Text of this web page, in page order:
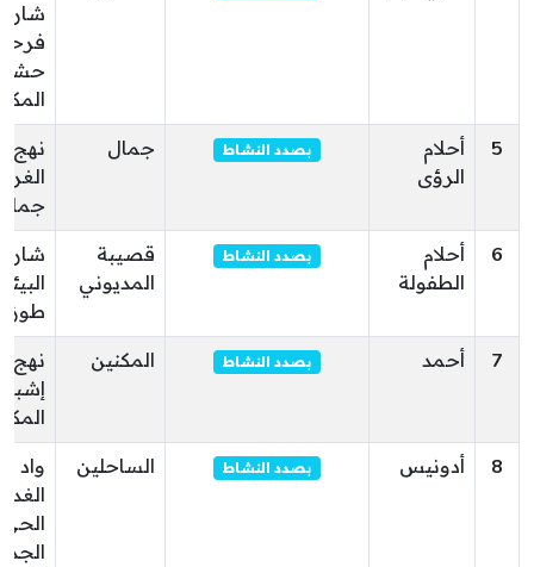
شارع
5
أحلام
الرؤى
بصدد النشاط جمال
نهج
6
أحلام
الطفولة
بصدد النشاط
قصيبة
المديوني
شارع
البيئة
طوزة
7
أحمد بصدد النشاط المكنين
نهج
8
أدونيس بصدد النشاط الساحلين
واد
الحي